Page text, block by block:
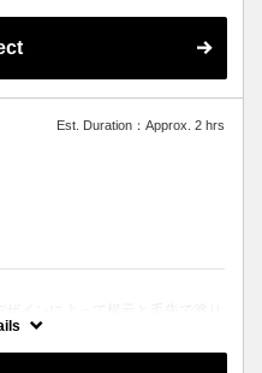
Est. Duration：Approx. 2 hrs
、ブロー込み